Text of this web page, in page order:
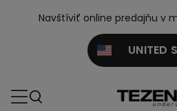
Navštíviť online predajňu v
UNITED